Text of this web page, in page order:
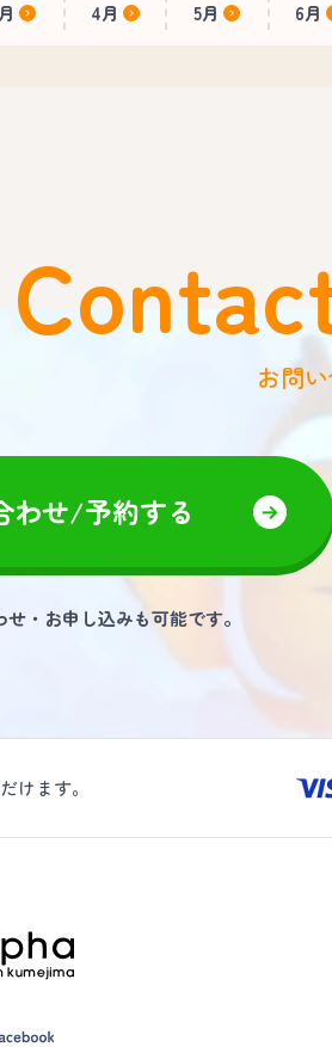
4月 5月 6月
お問
わせ/予約する
・お申し込みも可能です。
けます。